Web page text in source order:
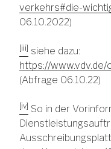
verkehrs#die-
06.10.2022)
[iii] siehe dazu:
https://www.vdv.de/
(Abfrage 06.10.22)
[iv] So in der